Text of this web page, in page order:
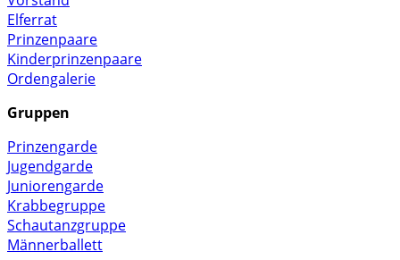
Elferrat
Prinzenpaare
Kinderprinzenpaare
Ordengalerie
Gruppen
Prinzengarde
Jugendgarde
Juniorengarde
Krabbegruppe
Schautanzgruppe
Männerballett